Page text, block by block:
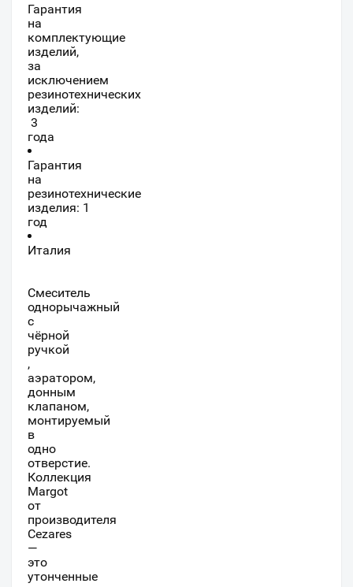
Гарантия
на
комплектующие
изделий,
за
исключением
резинотехнических
изделий:
3
года
Гарантия
на
резинотехнические
изделия: 1
год
Италия
Смеситель
однорычажный
с
чёрной
ручкой
,
аэратором,
донным
клапаном,
монтируемый
в
одно
отверстие.
Коллекция
Margot
от
производителя
Cezares
—
это
утонченные